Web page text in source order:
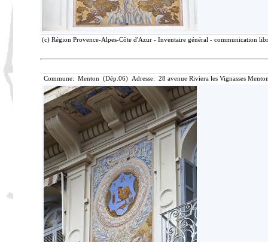
(c) Région Provence-Alpes-Côte d'Azur - Inventaire général - communication
Commune: Menton (Dép.06) Adresse: 28 avenue Riviera les Vignasses